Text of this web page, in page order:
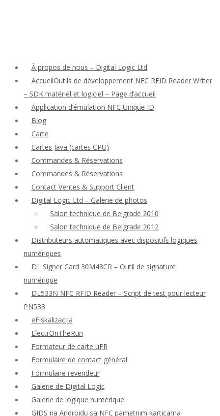
À propos de nous – Digital Logic Ltd
AccueilOutils de développement NFC RFID Reader Writer
– SDK matériel et logiciel – Page d’accueil
Application d’émulation NFC Unique ID
Blog
Carte
Cartes Java (cartes CPU)
Commandes & Réservations
Commandes & Réservations
Contact Ventes & Support Client
Digital Logic Ltd – Galerie de photos
Salon technique de Belgrade 2010
Salon technique de Belgrade 2012
Distributeurs automatiques avec dispositifs logiques
numériques
DL Signer Card 30M48CR – Outil de signature
numérique
DL533N NFC RFID Reader – Script de test pour lecteur
PN533
eFiskalizacija
ElectrOnTheRun
Formateur de carte uFR
Formulaire de contact général
Formulaire revendeur
Galerie de Digital Logic
Galerie de logique numérique
GIDS na Androidu sa NFC pametnim karticama